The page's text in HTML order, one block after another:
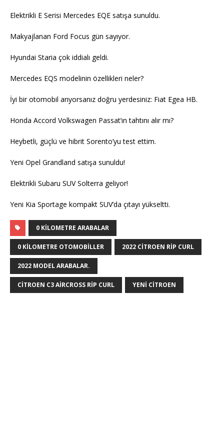
Elektrikli E Serisi Mercedes EQE satışa sunuldu.
Makyajlanan Ford Focus gün sayıyor.
Hyundai Staria çok iddialı geldi.
Mercedes EQS modelinin özellikleri neler?
İyi bir otomobil arıyorsanız doğru yerdesiniz: Fiat Egea HB.
Honda Accord Volkswagen Passat’ın tahtını alır mı?
Heybetli, güçlü ve hibrit Sorento’yu test ettim.
Yeni Opel Grandland satışa sunuldu!
Elektrikli Subaru SUV Solterra geliyor!
Yeni Kia Sportage kompakt SUV’da çıtayı yükseltti.
0 KILOMETRE ARABALAR
0 KILOMETRE OTOMOBILLER 2022 CITROEN RIP CURL
2022 MODEL ARABALAR.
CITROEN C3 AIRCROSS RIP CURL YENI CITROEN